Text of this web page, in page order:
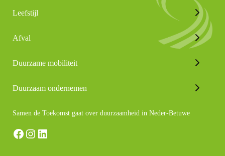
Leefstijl
Afval
Duurzame mobiliteit
Duurzaam ondernemen
Samen de Toekomst gaat over duurzaamheid in Neder-Betuwe
Facebook
Instagram
LinkedIn